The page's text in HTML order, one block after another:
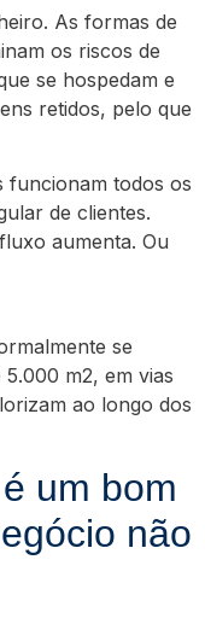
As formas de
os riscos de
se hospedam e
retidos, pelo que
funcionam todos os
de clientes.
aumenta. Ou
se
m2, em vias
ao longo dos
um bom
não